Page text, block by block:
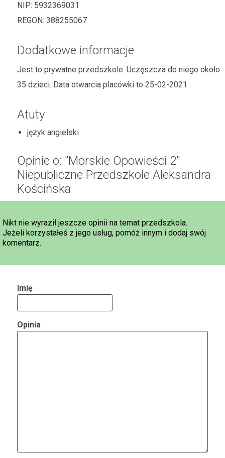
NIP: 5932369031
REGON: 388255067
Dodatkowe informacje
Jest to prywatne przedszkole. Uczęszcza do niego około
35 dzieci. Data otwarcia placówki to 25-02-2021.
Atuty
język angielski
Opinie o: "Morskie Opowieści 2"
Niepubliczne Przedszkole Aleksandra
Kościńska
Nikt nie wyraził jeszcze opinii na temat przedszkola.
Jeżeli korzystałeś z jego usług, pomóż innym i dodaj swój
komentarz.
Imię
Opinia